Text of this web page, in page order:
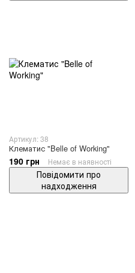
Артикул: 38
Клематис "Belle of Working"
190 грн Немає в наявності
Повідомити про
надходження